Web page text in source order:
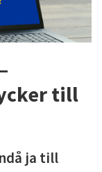
till
ja till